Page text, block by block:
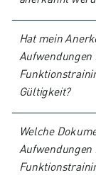
Hat mein
Gültigkeit?
Welche